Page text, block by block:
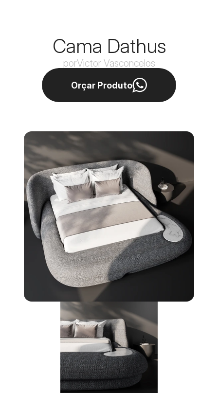
Cama Dathus
porVictor Vasconcelos
Orçar Produto